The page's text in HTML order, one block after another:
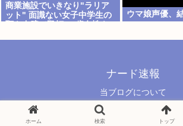
商業施設でいきなり"ラリア
ット" 面識ない女子中学生の
ウマ娘声優、
ナード速報
当ブログについて
© 2021 ナード速報.
ホーム 検索 トップ